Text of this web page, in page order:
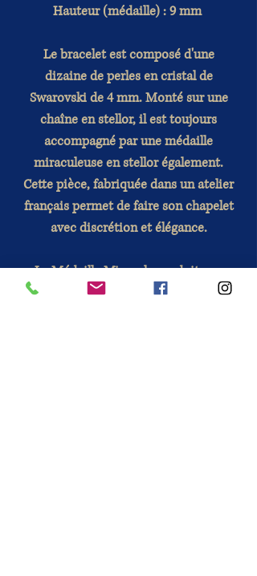
Hauteur (médaille) : 9 mm
Le bracelet est composé d'une
dizaine de perles en cristal de
Swarovski de 4 mm. Monté sur une
chaîne en stellor, il est toujours
accompagné par une médaille
miraculeuse en stellor également.
Cette pièce, fabriquée dans un atelier
français permet de faire son chapelet
avec discrétion et élégance.
La Médaille Miraculeuse doit son
origine aux Apparitions mariales de